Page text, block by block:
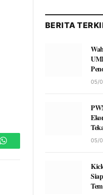
WhatsApp
BERITA
05/
05/